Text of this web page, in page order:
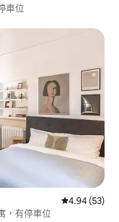
車位
從 53 則評價
4.94 (53)
，有停車位